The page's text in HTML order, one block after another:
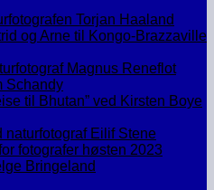
Torjan Haaland
og Arne til Kongo-Brazzaville
Magnus Reneflot
Schandy
til Bhutan” ved Kirsten Boye
naturfotograf Eilif Stene
fotografer høsten 2023
Bringeland